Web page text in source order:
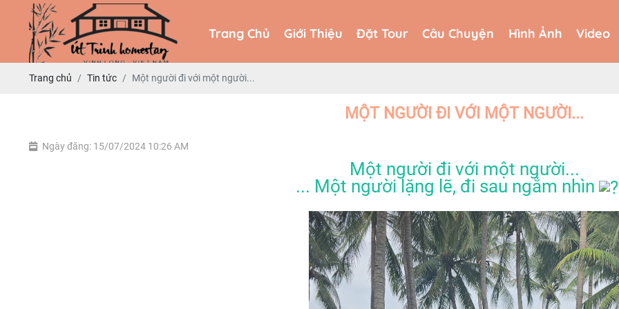
Trang Chủ Giới Thiệu Đặt Tour Câu Chuyện Hình Ảnh Video
Trang Chủ Giới Thiệu Đặt Tour Câu Chuyện Hình Ảnh Video
Trang chủ Tin tức Một người đi với một người...
MỘT NGƯỜI ĐI VỚI MỘT NGƯỜI...
Ngày đăng: 15/07/2024 10:26 AM
Một người đi với một người...
... Một người lặng lẽ, đi sau ngắm nhìn